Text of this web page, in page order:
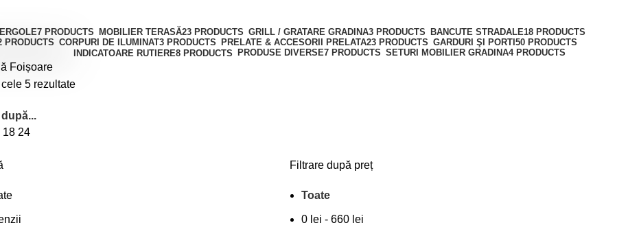
7 PRODUCTS MOBILIER TERASĂ23 PRODUCTS GRILL / GRATARE GRADINA3 PRODUCTS BANCUTE STRADALE18 PRODUCTS
PRODUCTS CORPURI DE ILUMINAT3 PRODUCTS PRELATE & ACCESORII PRELATA23 PRODUCTS GARDURI ŞI PORTI 50 PRODUCTS
INDICATOARE RUTIERE8 PRODUCTS PRODUSE DIVERSE7 PRODUCTS SETURI MOBILIER GRADINA4 PRODUCTS
Foișoare
5 rezultate
18 24
Filtrare după preț
Toate
0 lei -660 lei